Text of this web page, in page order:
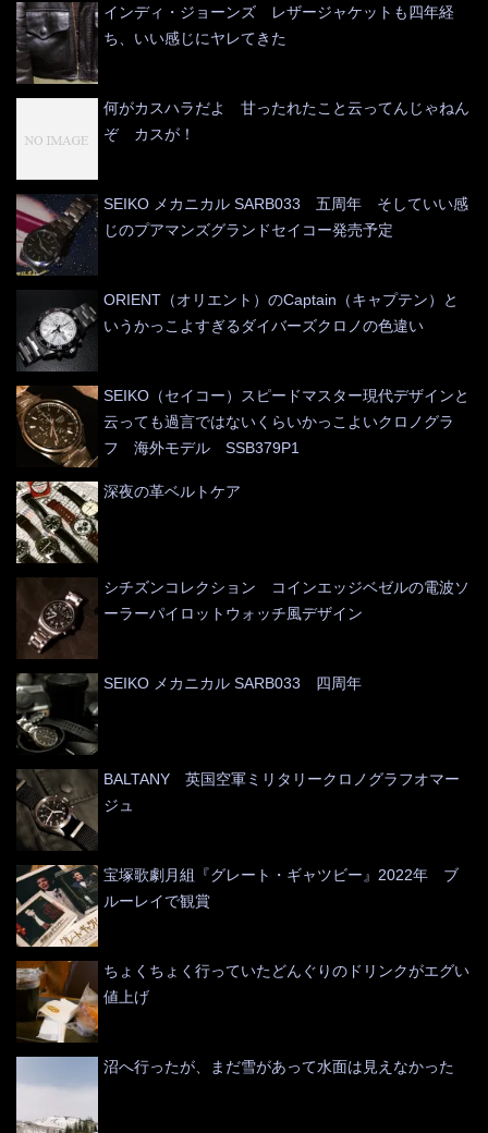
インディ・ジョーンズ レザージャケットも四年経
ち、いい感じにヤレてきた
何がカスハラだよ 甘ったれたこと云ってんじゃねん
ぞ カスが！
SEIKO メカニカル SARB033 五周年 そしていい感
じのプアマンズグランドセイコー発売予定
ORIENT（オリエント）のCaptain（キャプテン）と
いうかっこよすぎるダイバーズクロノの色違い
SEIKO（セイコー）スピードマスター現代デザインと
云っても過言ではないくらいかっこよいクロノグラ
フ 海外モデル SSB379P1
深夜の革ベルトケア
シチズンコレクション コインエッジベゼルの電波ソ
ーラーパイロットウォッチ風デザイン
SEIKO メカニカル SARB033 四周年
BALTANY 英国空軍ミリタリークロノグラフオマー
ジュ
宝塚歌劇月組『グレート・ギャツビー』2022年 ブ
ルーレイで観賞
ちょくちょく行っていたどんぐりのドリンクがエグい
値上げ
沼へ行ったが、まだ雪があって水面は見えなかった